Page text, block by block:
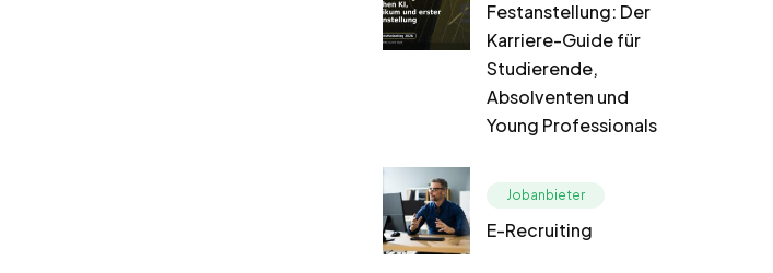
Festanstellung: Der
Karriere-Guide für
Studierende,
Absolventen und
Young Professionals
Jobanbieter
E-Recruiting